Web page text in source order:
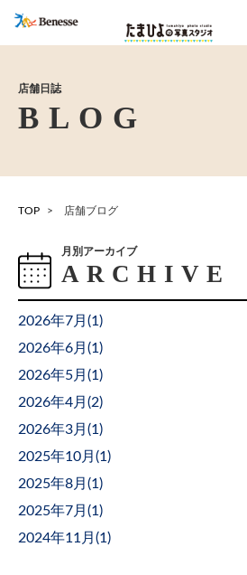
店舗日誌
TOP 店舗ブログ
月別アーカイブ
2026年7月(1 )
2026年6月(1 )
2026年5月(1 )
2026年4月(2)
2026年3月(1 )
2025年10月(1 )
2025年8月(1 )
2025年7月(1 )
2024年11月(1 )